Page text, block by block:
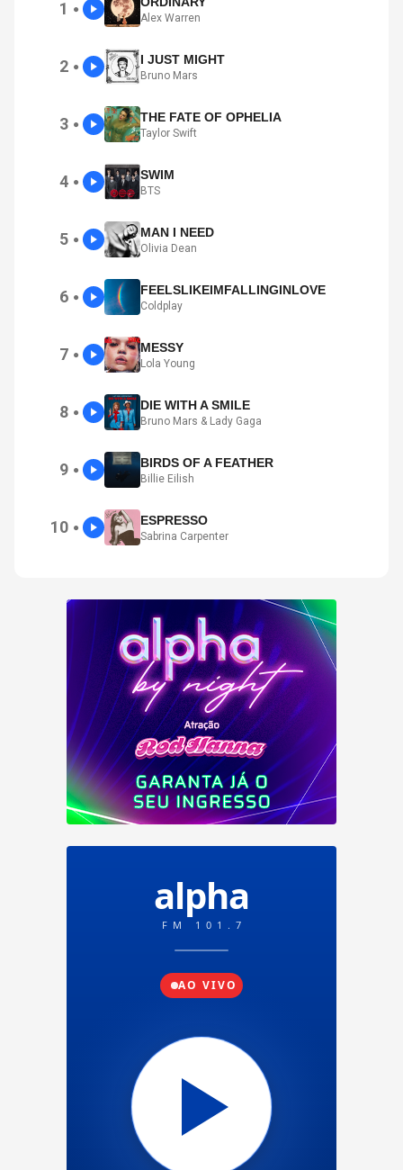
1 ●
Alex Warren
2 ● I JUST MIGHT
Bruno Mars
3 ● THE FATE OF OPHELIA
Taylor Swift
4 ● SWIM
BTS
5 ● MAN I NEED
Olivia Dean
6 ● FEELSLIKEIMFALLINGINLOVE
Coldplay
7 ● MESSY
Lola Young
8 ● DIE WITH A SMILE
Bruno Mars & Lady Gaga
9 ● BIRDS OF A FEATHER
Billie Eilish
10 ● ESPRESSO
Sabrina Carpenter